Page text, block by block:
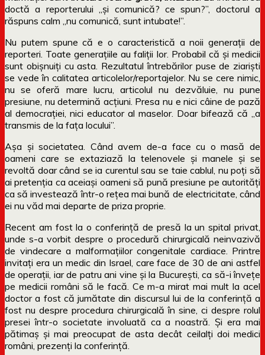
doctă a reporterului „și comunică? ce spun?”, doctorul a
răspuns calm „nu comunică, sunt intubate!”.
Nu putem spune că e o caracteristică a noii generații de
reporteri. Toate generațiile au faliții lor. Probabil că și medicii
sunt obișnuiți cu asta. Rezultatul întrebărilor puse de ziariști
se vede în calitatea articolelor/reportajelor. Nu se cere nimic,
nu se oferă mare lucru, articolul nu dezvăluie, nu pune
presiune, nu determină acțiuni. Presa nu e nici câine de pază
al democrației, nici educator al maselor. Doar bifează că „a
transmis de la fața locului”.
Așa și societatea. Când avem de-a face cu o masă de
oameni care se extaziază la telenovele și manele și se
revoltă doar când se ia curentul sau se taie cablul, nu poți să
ai pretenția ca aceiași oameni să pună presiune pe autorități
ca să investează într-o rețea mai bună de electricitate, când
ei nu văd mai departe de priza proprie.
Recent am fost la o conferință de presă la un spital privat,
unde s-a vorbit despre o procedură chirurgicală neinvazivă
de vindecare a malformațiilor congenitale cardiace. Printre
invitați era un medic din Israel, care face de 30 de ani astfel
de operații, iar de patru ani vine și la București, ca să-i învețe
pe medicii români să le facă. Ce m-a mirat mai mult la acel
doctor a fost că jumătate din discursul lui de la conferință a
fost nu despre procedura chirurgicală în sine, ci despre rolul
presei într-o societate involuată ca a noastră. Și era mai
pătimaș și mai preocupat de asta decât ceilalți doi medici
români, prezenți la conferință.